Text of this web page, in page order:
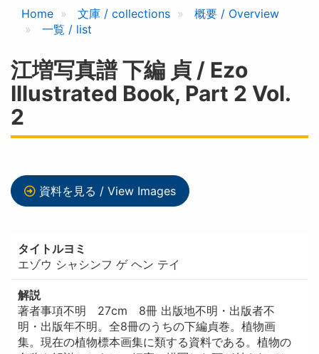
Home 文庫 / collections
概要 / Overview
一覧 / list
江増写真譜 下編 貞 / Ezo
Illustrated Book, Part 2 Vol.
2
資料を見る / View Images
タイトルヨミ
エゾウ シャシンフ ゲ ヘン テイ
解説
著者事項不明 27cm 8冊 出版地不明・出版者不
明・出版年不明。全8冊のうちの下編貞巻。植物画
集。現在の植物標本画集に類する資料である。植物の